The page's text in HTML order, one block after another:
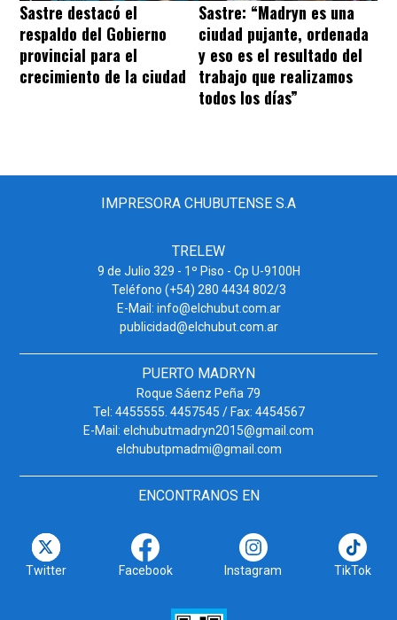
Sastre destacó el
respaldo del Gobierno
provincial para el
crecimiento de la ciudad
Sastre: “Madryn es una
ciudad pujante, ordenada
y eso es el resultado del
trabajo que realizamos
todos los días”
IMPRESORA CHUBUTENSE S.A
TRELEW
9 de Julio 329 - 1º Piso - Cp U-9100H
Teléfono (+54) 280 4434 802/3
E-Mail: info@elchubut.com.ar
publicidad@elchubut.com.ar
PUERTO MADRYN
Roque Sáenz Peña 79
Tel: 4455555. 4457545 / Fax: 4454567
E-Mail: elchubutmadryn2015@gmail.com
elchubutpmadmi@gmail.com
ENCONTRANOS EN
Twitter Facebook Instagram TikTok